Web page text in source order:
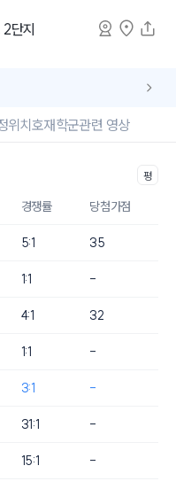
단지
위치호재학군관련 영상
평
경쟁률 당첨가점
5:1 35
1:1 -
4:1 32
1:1 -
3:1 -
31:1 -
15:1 -